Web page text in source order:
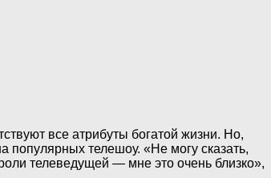
все атрибуты богатой жизни. Но,
популярных телешоу. «Не могу сказать,
телеведущей — мне это очень близко»,